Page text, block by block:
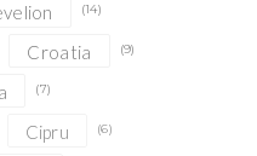
(14)
Croatia (9)
(7)
Cipru (6)